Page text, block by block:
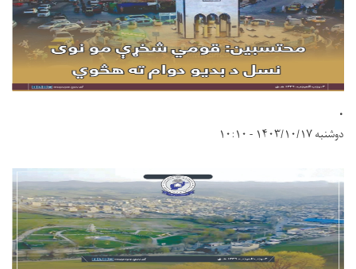
.
دوشنبه ۱۴۰۳/۱۰/۱۷ - ۱۰:۱۰